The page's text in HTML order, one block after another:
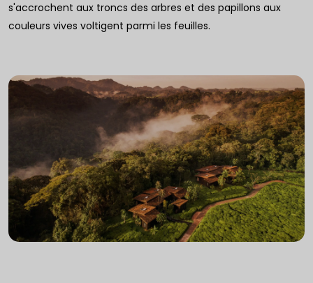
s'accrochent aux troncs des arbres et des papillons aux
couleurs vives voltigent parmi les feuilles.